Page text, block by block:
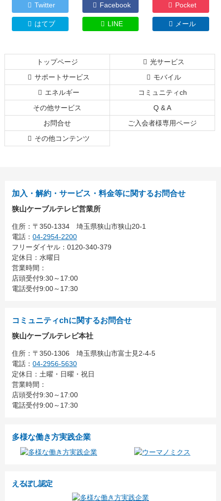
の
へ
戻
Twitter Facebook Pocket
はてブ LINE メール
トップページ
光サービス
サポートサービス
モバイル
エネルギー
コミュニティch
その他サービス
Q & A
お問合せ
ご入会者様専用ページ
その他コンテンツ
加入・解約・サービス・料金等に関するお問合せ
狭山ケーブルテレビ営業所
住所： 〒350-1334 埼玉県狭山市狭山20-1
電話： 04-2954-2200
フリーダイヤル：0120-340-379
定休日：水曜日
営業時間：
店頭受付9:30～17:00
電話受付9:00～17:30
コミュニティchに関するお問合せ
狭山ケーブルテレビ本社
住所： 〒350-1306 埼玉県狭山市富士見2-4-5
電話： 04-2956-5630
定休日：土曜・日曜・祝日
営業時間：
店頭受付9:30～17:00
電話受付9:00～17:30
多様な働き方実践企業
えるぼし認定